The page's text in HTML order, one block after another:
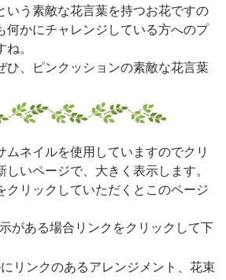
いう素敵な花言葉を持つお花ですの
何かにチャレンジしている方へのプ
。
ひ、ピンクッションの素敵な花言葉
ムネイルを使用していますのでクリ
いページで、大きく表示します。
クリックしていただくとこのページ
がある場合リンクをクリックして下
リンクのあるアレンジメント、花束